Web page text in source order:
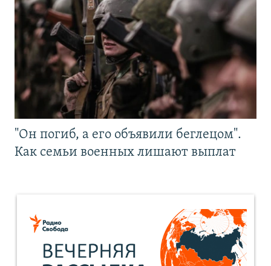
"Он погиб, а его объявили беглецом".
Как семьи военных лишают выплат